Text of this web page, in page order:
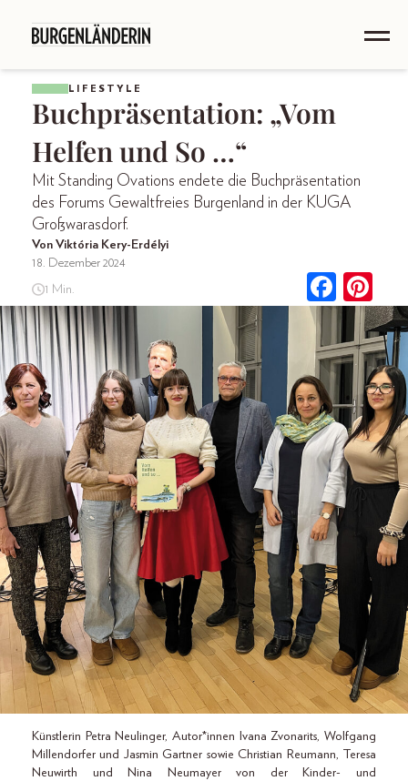
LIFESTYLE
Buchpräsentation: „Vom
Helfen und So …“
Mit Standing Ovations endete die Buchpräsentation
des Forums Gewaltfreies Burgenland in der KUGA
Großwarasdorf.
Von Viktória Kery-Erdélyi
18. Dezember 2024
1 Min.
Künstlerin Petra Neulinger, Autor*innen Ivana Zvonarits, Wolfgang
Millendorfer und Jasmin Gartner sowie Christian Reumann, Teresa
Neuwirth und Nina Neumayer von der Kinder- und